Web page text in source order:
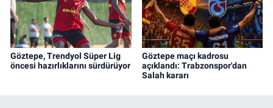
Göztepe, Trendyol Süper Lig
öncesi hazırlıklarını sürdürüyor
Göztepe maçı kadrosu
açıklandı: Trabzonspor'dan
Salah kararı